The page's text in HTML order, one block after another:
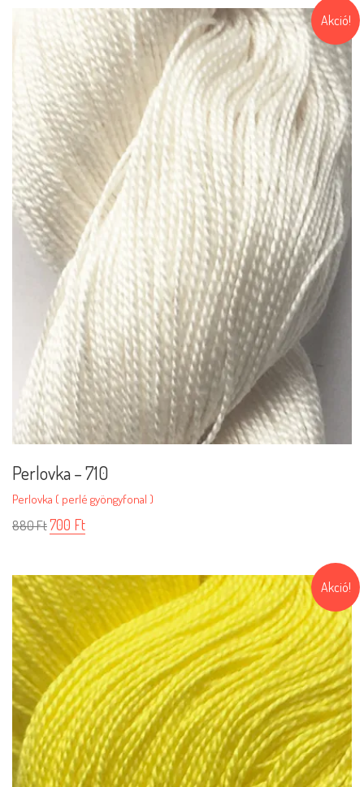
Akció!
Perlovka – 710
Perlovka ( perlé gyöngyfonal )
880Ft700 Ft
Akció!